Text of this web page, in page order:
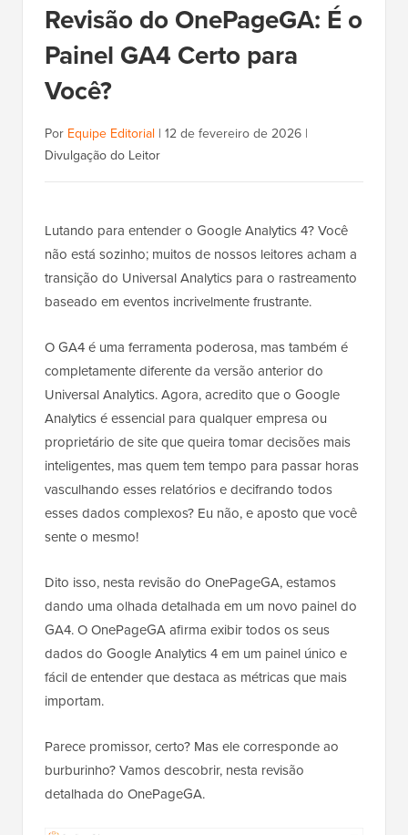
Revisão do OnePageGA: É o
Painel GA4 Certo para
Você?
Por Equipe Editorial | 12 de fevereiro de 2026 |
Divulgação do Leitor
Lutando para entender o Google Analytics 4? Você
não está sozinho; muitos de nossos leitores acham a
transição do Universal Analytics para o rastreamento
baseado em eventos incrivelmente frustrante.
O GA4 é uma ferramenta poderosa, mas também é
completamente diferente da versão anterior do
Universal Analytics. Agora, acredito que o Google
Analytics é essencial para qualquer empresa ou
proprietário de site que queira tomar decisões mais
inteligentes, mas quem tem tempo para passar horas
vasculhando esses relatórios e decifrando todos
esses dados complexos? Eu não, e aposto que você
sente o mesmo!
Dito isso, nesta revisão do OnePageGA, estamos
dando uma olhada detalhada em um novo painel do
GA4. O OnePageGA afirma exibir todos os seus
dados do Google Analytics 4 em um painel único e
fácil de entender que destaca as métricas que mais
importam.
Parece promissor, certo? Mas ele corresponde ao
burburinho? Vamos descobrir, nesta revisão
detalhada do OnePageGA.